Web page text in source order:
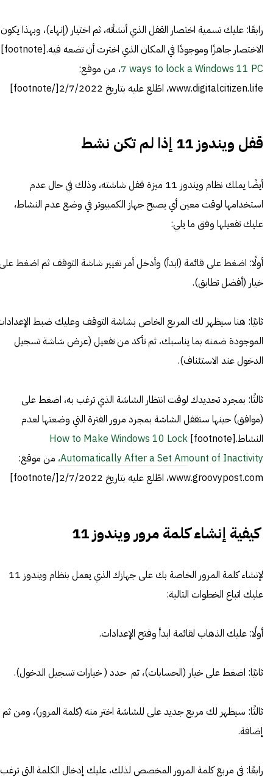
رابعًا: عليك تسمية اختصار القفل الذي أنشأته، ثم اختيار (إنهاء)، وبهذا يكون
الاختصار جاهزًا وموجودًا في المكان الذي اخترت أن تضعه فيه.[footnote]
7 ways to lock a Windows 11 PC، من موقع:
www.digitalcitizen.life، اطّلع عليه بتاريخ 2/7/2022[/footnote]
قفل ويندوز 11 إذا لم تكن نشط
أيضًا يملك نظام ويندوز 11 ميزة قفل شاشته، وذلك في حال عدم
استخدامها لوقت معين أي يصبح جهاز الكمبيوتر في وضع عدم النشاط،
عليك تفعيلها وفق ما يلي:
أولًا: اضغط على قائمة (ابدأ) وأدخل أمر تغيير شاشة التوقف ثم اضغط
خيار (أفضل تطابق).
ثانيًا: هنا سيظهر لك المربع الخاص بشاشة التوقف وعليك ضبط
الموجودة ضمنه بما يناسبك، ثم تأكد من تفعيل (عرض شاشة تسجيل
الدخول عند الاستئناف).
ثالثًا: بمجرد تحديدك لوقت انتظار الشاشة الذي ترغب به، اضغط على
(موافق) حينها ستقفل الشاشة بمجرد مرور الفترة التي وضعتها لعدم
النشاط.[footnote]
How to Make Windows 10 Lock
Automatically After a Set Amount of Inactivity، من موقع:
www.groovypost.com، اطّلع عليه بتاريخ 2/7/2022[/footnote]
كيفية إنشاء كلمة مرور ويندوز 11
لإنشاء كلمة المرور الخاصة بك على جهازك الذي يعمل بنظام ويندوز 11
عليك اتباع الخطوات التالية:
أولًا: عليك الذهاب لقائمة ابدأ وفتح الإعدادات.
ثانيًا: اضغط على خيار (الحسابات)، ثم حدد ( خيارات تسجيل الدخول).
ثالثًا: سيظهر لك مربع جديد على للشاشة اختر منه (كلمة المرور)، ومن ثم
إضافة.
رابعًا: في مربع كلمة المرور المخصص لذلك، عليك إدخال الكلمة التي ترغب